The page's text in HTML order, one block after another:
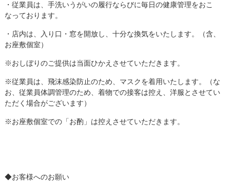
・従業員は、手洗いうがいの履行ならびに毎日の健康管理をおこ
なっております。
・店内は、入り口・窓を開放し、十分な換気をいたします。（含、
お座敷個室）
※おしぼりのご提供は当面ひかえさせていただきます。
※従業員は、飛沫感染防止のため、マスクを着用いたします。（な
お、従業員体調管理のため、着物での接客は控え、洋服とさせてい
ただく場合がございます）
※お座敷個室での「お酌」は控えさせていただきます。
◆お客様へのお願い